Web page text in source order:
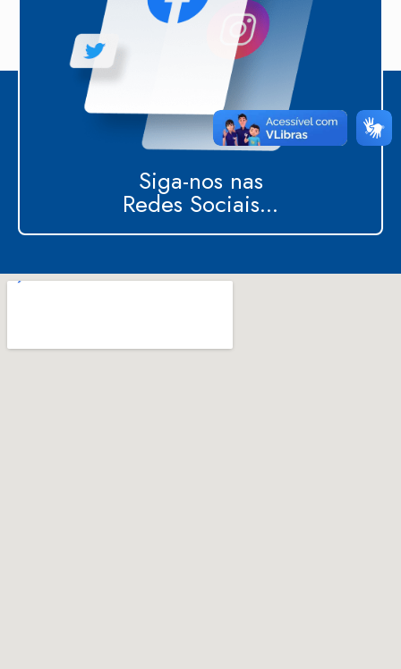
Siga-nos nas
Redes Sociais...